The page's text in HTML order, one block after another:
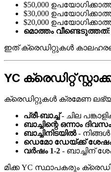
$50,000
$30,000
$20,000
മൊത്തം വീണ്ടെടുത്തത്:
ഇത് ക്രെഡിറ്റുകൾ
YC ക്രെഡിറ്റ്
ക്രെഡിറ്റുകൾ ക്രമേണ
പ്രീ-ബാച്ച്- ചില
ബാച്ചിന്റെ ഒന്നാം ദിവസം
ബാച്ചിനിടയിൽ-
ഡെമോ ഡേയ്ക്ക്
വർഷം 1-2 - ബാച്ചിന്
മിക്ക YC സ്ഥാപകരും